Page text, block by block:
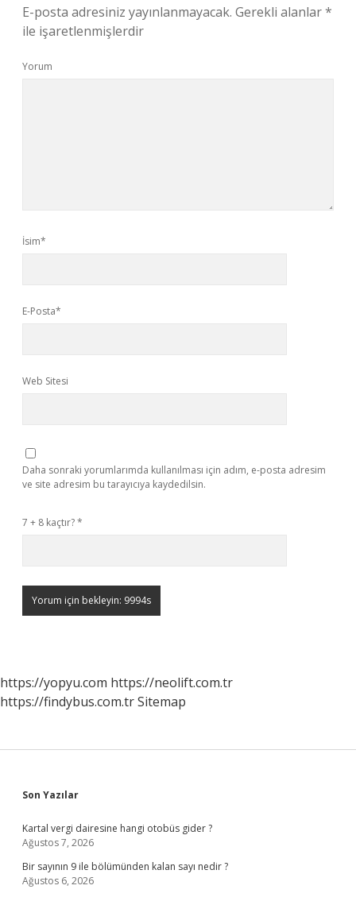
E-posta adresiniz yayınlanmayacak. Gerekli alanlar*
ile işaretlenmişlerdir
Yorum
İsim*
E-Posta*
Web Sitesi
Daha sonraki yorumlarımda kullanılması için adım, e-posta adresim
ve site adresim bu tarayıcıya kaydedilsin.
7 + 8 kaçtır?*
https://yopyu.com https://neolift.com.tr
https://findybus.com.trSitemap
Sidebar
Son Yazılar
Kartal vergi dairesine hangi otobüs gider ?
Ağustos 7, 2026
Bir sayının 9 ile bölümünden kalan sayı nedir ?
Ağustos 6, 2026